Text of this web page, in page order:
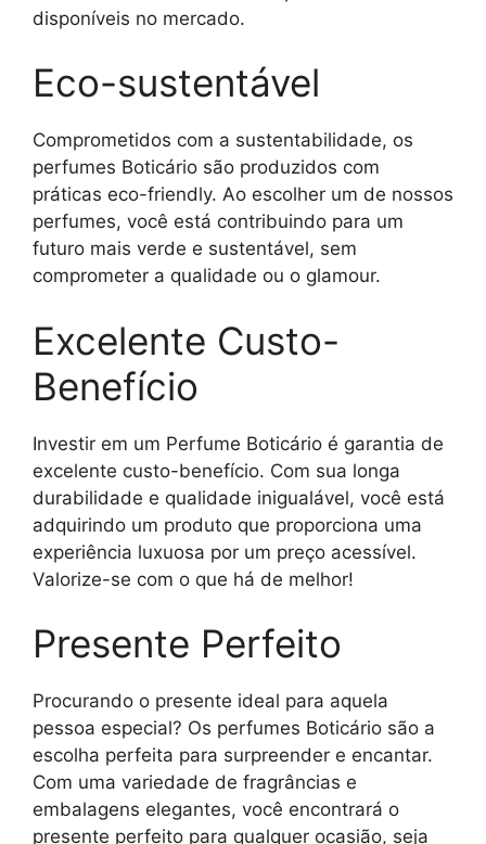
disponíveis no mercado.
Eco-sustentável
Comprometidos com a sustentabilidade, os
perfumes Boticário são produzidos com
práticas eco-friendly. Ao escolher um de nossos
perfumes, você está contribuindo para um
futuro mais verde e sustentável, sem
comprometer a qualidade ou o glamour.
Excelente Custo-
Benefício
Investir em um Perfume Boticário é garantia de
excelente custo-benefício. Com sua longa
durabilidade e qualidade inigualável, você está
adquirindo um produto que proporciona uma
experiência luxuosa por um preço acessível.
Valorize-se com o que há de melhor!
Presente Perfeito
Procurando o presente ideal para aquela
pessoa especial? Os perfumes Boticário são a
escolha perfeita para surpreender e encantar.
Com uma variedade de fragrâncias e
embalagens elegantes, você encontrará o
presente perfeito para qualquer ocasião, seja